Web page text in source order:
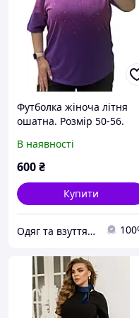
Футболка жіноча літня
ошатна. Розмір 50-56.
В наявності
600₴
Купити
Одяг та взуття NataLI